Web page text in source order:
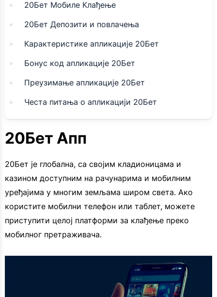
20Бет Мобиле Клађење
20Бет Депозити и повлачења
Карактеристике апликације 20Бет
Бонус код апликације 20Бет
Преузимање апликације 20Бет
Честа питања о апликацији 20Бет
20Бет Апп
20Бет је глобална, са својим кладионицама и
казином доступним на рачунарима и мобилним
уређајима у многим земљама широм света. Ако
користите мобилни телефон или таблет, можете
приступити целој платформи за клађење преко
мобилног претраживача.